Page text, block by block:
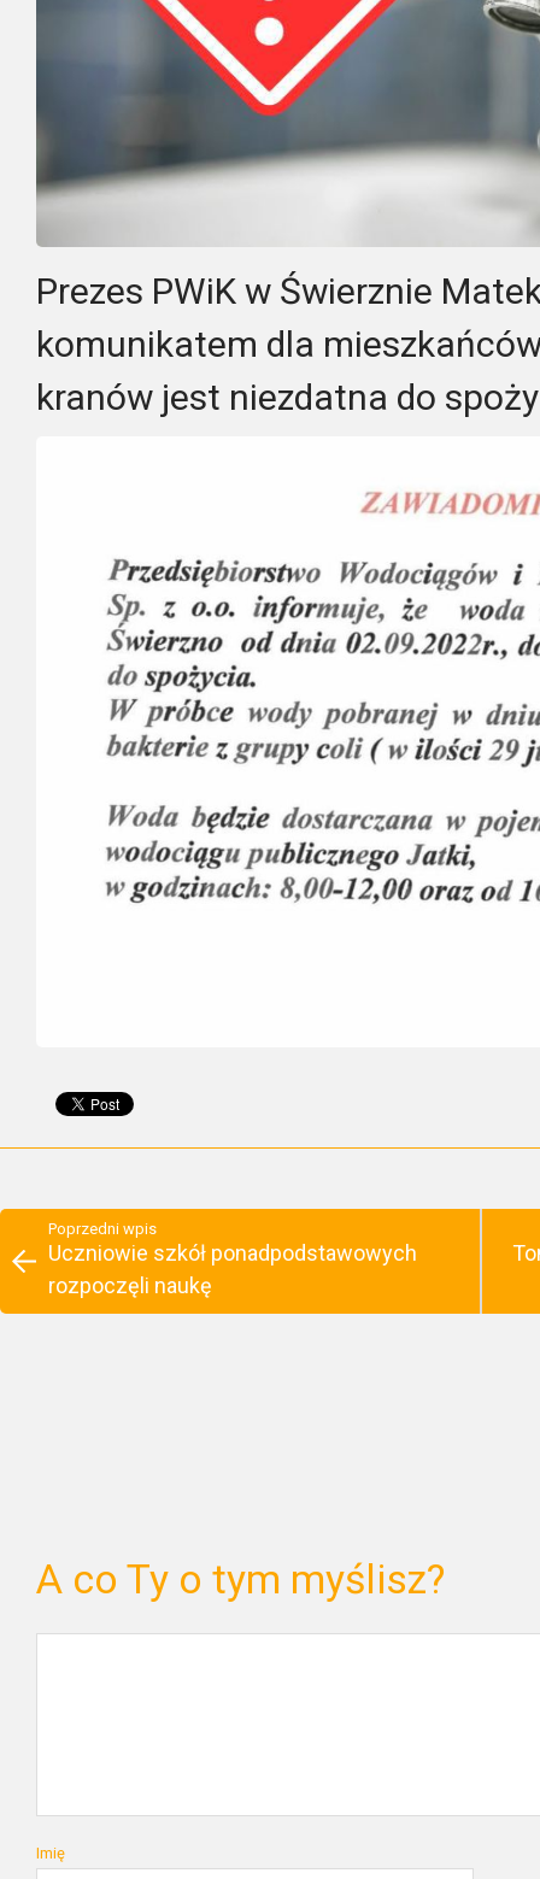
Prezes PWiK w Świerznie
komunikatem dla
kranów jest niezdatna do
Poprzedni wpis
Uczniowie szkół ponadpodstawowych
rozpoczęli naukę
A co Ty o tym myślisz?
Imię